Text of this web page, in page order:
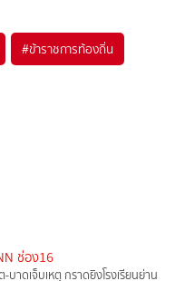
#ข้าราชการท้องถิ่น
ช่อง16
บาดเจ็บเหตุ กราดยิงโรงเรียนย่าน